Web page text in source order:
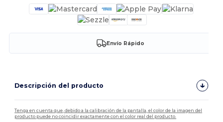
Envío Rápido
Descripción del producto
Tenga en cuenta que, debido a la calibración de la pantalla, el color de la imagen del
producto puede no coincidir exactamente con el color real del producto.